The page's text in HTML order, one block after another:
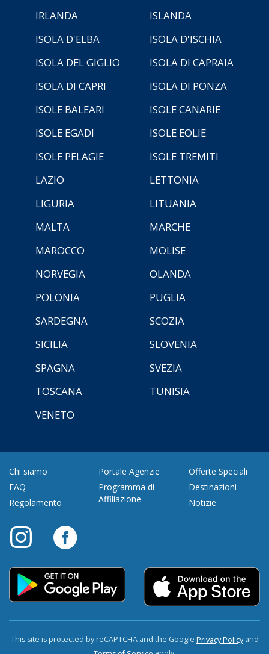
IRLANDA
ISLANDA
ISOLA D'ELBA
ISOLA D'ISCHIA
ISOLA DEL GIGLIO
ISOLA DI CAPRAIA
ISOLA DI CAPRI
ISOLA DI PONZA
ISOLE BALEARI
ISOLE CANARIE
ISOLE EGADI
ISOLE EOLIE
ISOLE PELAGIE
ISOLE TREMITI
LAZIO
LETTONIA
LIGURIA
LITUANIA
MALTA
MARCHE
MAROCCO
MOLISE
NORVEGIA
OLANDA
POLONIA
PUGLIA
SARDEGNA
SCOZIA
SICILIA
SLOVENIA
SPAGNA
SVEZIA
TOSCANA
TUNISIA
VENETO
Chi siamo
FAQ
Regolamento
Portale Agenzie
Programma di
Affiliazione
Offerte Speciali
Destinazioni
Notizie
This site is protected by reCAPTCHA and the Google Privacy Policyand